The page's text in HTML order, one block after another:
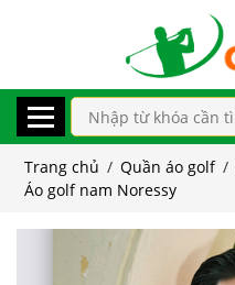
Trang chủ / Quần áo golf /
Áo golf nam Noressy